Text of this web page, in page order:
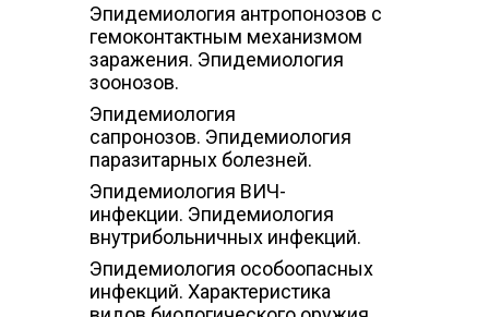
Эпидемиология антропонозов с
гемоконтактным механизмом
заражения. Эпидемиология
зоонозов.
Эпидемиология
сапронозов. Эпидемиология
паразитарных болезней.
Эпидемиология ВИЧ-
инфекции. Эпидемиология
внутрибольничных инфекций.
Эпидемиология особоопасных
инфекций. Характеристика